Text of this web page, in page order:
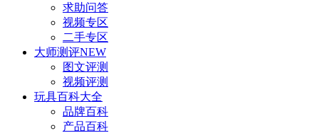
求助问答
视频专区
二手专区
大师测评NEW
图文评测
视频评测
玩具百科大全
品牌百科
产品百科